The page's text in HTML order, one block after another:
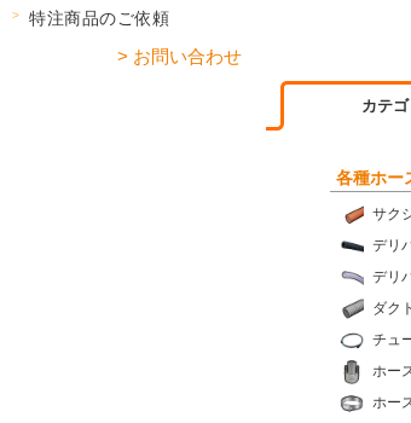
カテ
各種ホー
サク
デリ
デリ
ダク
チュ
ホー
ホー
特注商品のご依頼
> お問い合わせ